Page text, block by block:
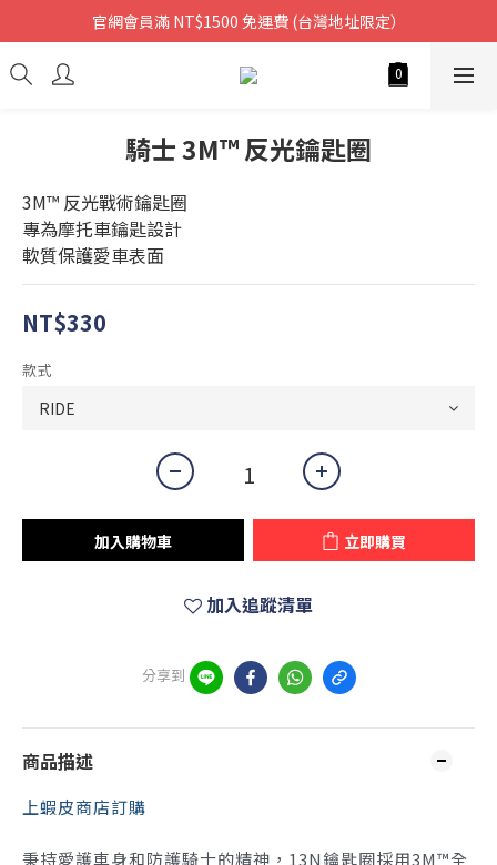
官網會員滿 NT$1500 免運費 (台灣地址限定）
騎士 3M™ 反光鑰匙圈
3M™ 反光戰術鑰匙圈
專為摩托車鑰匙設計
軟質保護愛車表面
NT$330
款式
加入購物車 立即購買
加入追蹤清單
分享到
商品描述
上蝦皮商店訂購
秉持愛護車身和防護騎士的精神，13N鑰匙圈採用3M™全